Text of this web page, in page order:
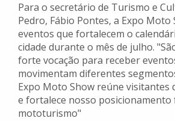
Para o secretário de Turismo e
Pedro, Fábio Pontes, a Expo Moto
eventos que fortalecem o
cidade durante o mês de julho.
forte vocação para receber
movimentam diferentes
Expo Moto Show reúne visitantes
e fortalece nosso posicionamento
mototurismo"